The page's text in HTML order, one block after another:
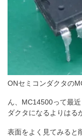
ONセミコンダクタの
ん、MC14500って最
ダクタになるよりはる
表面をよく見てみると